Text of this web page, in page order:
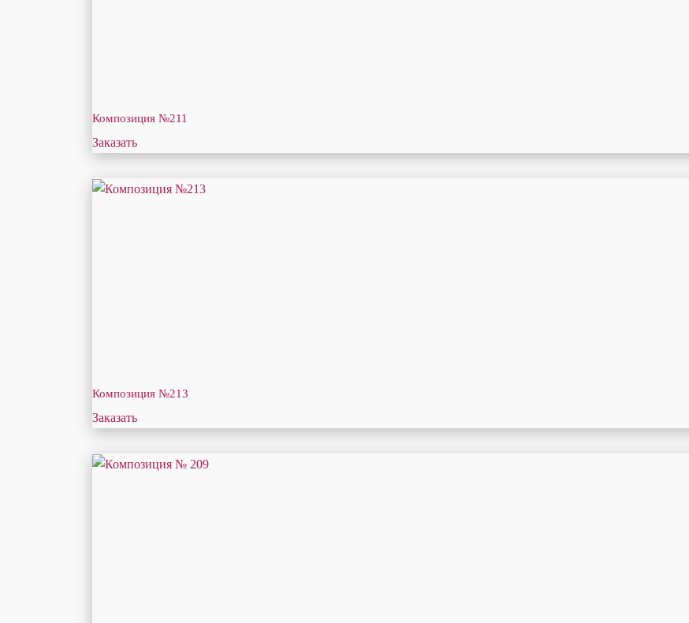
Композиция №211
Заказать
Композиция №213
Заказать